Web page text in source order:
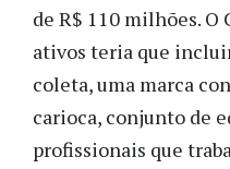
de R$ 110 milhões. O
ativos teria que
coleta, uma marca
carioca, conjunto de
profissionais que